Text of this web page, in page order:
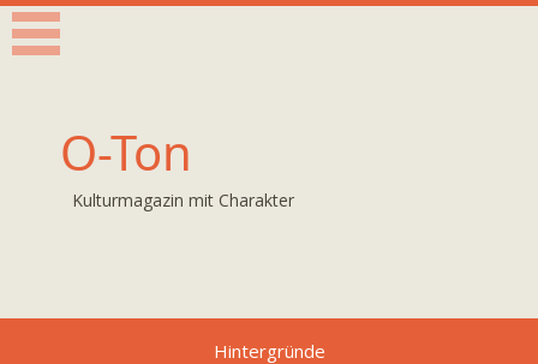
O-Ton
Kulturmagazin mit Charakter
Hintergründe